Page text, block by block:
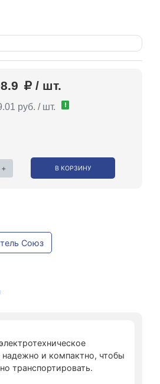
/ шт.
руб. / шт. !
+ В КОРЗИНУ
Союз
надежно и компактно, чтобы
транспортировать.